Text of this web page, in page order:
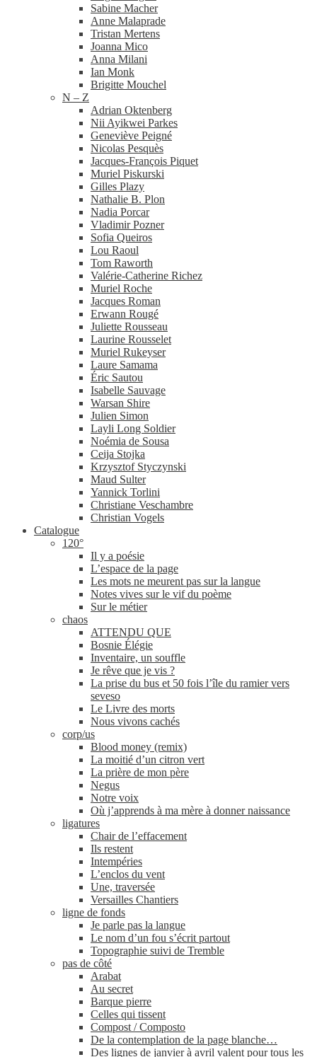
Sabine Macher
Anne Malaprade
Tristan Mertens
Joanna Mico
Anna Milani
Ian Monk
Brigitte Mouchel
N – Z
Adrian Oktenberg
Nii Ayikwei Parkes
Geneviève Peigné
Nicolas Pesquès
Jacques-​François Piquet
Muriel Piskurski
Gilles Plazy
Nathalie B. Plon
Nadia Porcar
Vladimir Pozner
Sofia Queiros
Lou Raoul
Tom Raworth
Valérie-​Catherine Richez
Muriel Roche
Jacques Roman
Erwann Rougé
Juliette Rousseau
Laurine Rousselet
Muriel Rukeyser
Laure Samama
Éric Sautou
Isabelle Sauvage
Warsan Shire
Julien Simon
Layli Long Soldier
Noémia de Sousa
Ceija Stojka
Krzysztof Styczynski
Maud Sulter
Yannick Torlini
Christiane Veschambre
Christian Vogels
Catalogue
120°
Il y a poésie
L’espace de la page
Les mots ne meurent pas sur la langue
Notes vives sur le vif du poème
Sur le métier
chaos
ATTENDU QUE
Bosnie Élégie
Inventaire, un souffle
Je rêve que je vis ?
La prise du bus et 50 fois l’île du ramier vers
seveso
Le Livre des morts
Nous vivons cachés
corp/​us
Blood money (remix)
La moitié d’un citron vert
La prière de mon père
Negus
Notre voix
Où j’apprends à ma mère à donner naissance
ligatures
Chair de l’effacement
Ils restent
Intempéries
L’enclos du vent
Une, traversée
Versailles Chantiers
ligne de fonds
Je parle pas la langue
Le nom d’un fou s’écrit partout
Topographie suivi de Tremble
pas de côté
Arabat
Au secret
Barque pierre
Celles qui tissent
Compost / Composto
De la contemplation de la page blanche…
Des lignes de janvier à avril valent pour tous les